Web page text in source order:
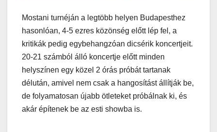
Mostani turnéján a legtöbb helyen Budapesthez
hasonlóan, 4-5 ezres közönség előtt lép fel, a
kritikák pedig egybehangzóan dicsérik koncertjeit.
20-21 számból álló koncertje előtt minden
helyszínen egy közel 2 órás próbát tartanak
délután, amivel nem csak a hangosítást állítják be,
de folyamatosan újabb ötleteket próbálnak ki, és
akár építenek be az esti showba is.